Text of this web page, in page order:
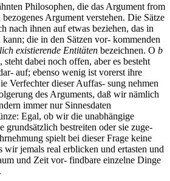
Philosophen, die das Argument from
Argument verstehen. Die Sätze
nach ihnen auf etwas beziehen, das in
die in den Sätzen vor- kommenden
existierende Entitäten bezeichnen. O b
steht dabei noch offen, aber es besteht
auf; ebenso wenig ist vorerst ihre
Verfechter dieser Auffas- sung nehmen
des Arguments, daß wir nämlich
immer nur Sinnesdaten
Egal, ob wir die unabhängige
grundsätzlich bestreiten oder sie zuge-
spielt bei dieser Frage keine
wir jemals real erblicken und ertasten und
und Zeit vor- findbare einzelne Dinge